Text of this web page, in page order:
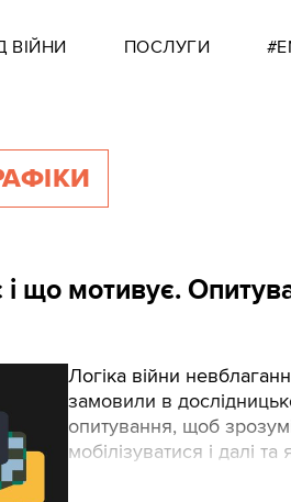
ВІЙНИ ПОСЛУГИ
і що мотивує.
Логіка війни
замовили в
опитування, щоб
мобілізуватися і далі